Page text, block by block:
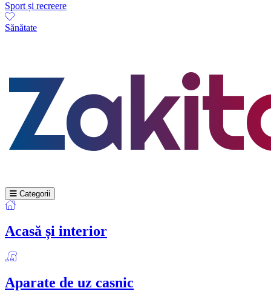
Sport și recreere
Sănătate
Categorii
Acasă și interior
Aparate de uz casnic